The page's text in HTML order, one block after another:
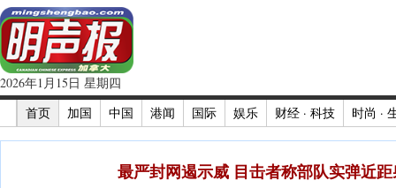
2026年1月15日 星期四
首页
加国 中国 港闻 国际 娱乐 财经 · 科技 时尚 ·
最严封网遏示威 目击者称部队实弹近